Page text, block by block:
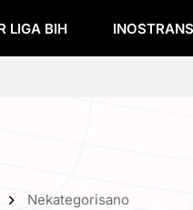
LIGA BIH
Nekategorisano